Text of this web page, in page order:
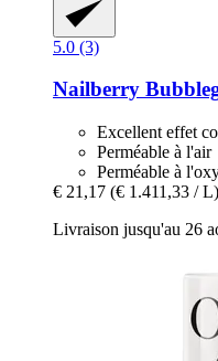
5.0 (3)
Nailberry
Excellent effet
Perméable à l'air
Perméable à
€ 21,17 (€ 1.411,33 / L)
Livraison jusqu'au 26